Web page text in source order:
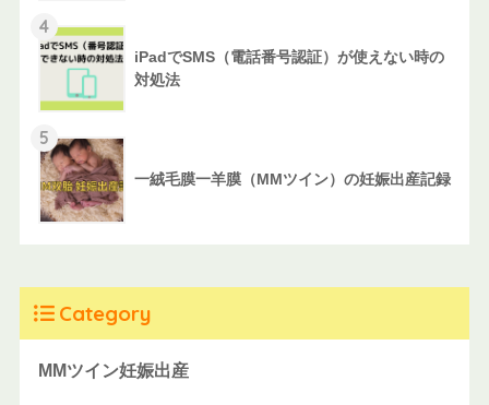
4
iPadでSMS（電話番号認証）が使えない時の
対処法
5
一絨毛膜一羊膜（MMツイン）の妊娠出産記録
Category
MMツイン妊娠出産